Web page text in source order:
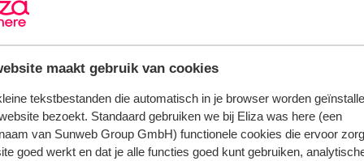
maakt gebruik van cookies
tekstbestanden die automatisch in je browser worden
bezoekt. Standaard gebruiken we bij Eliza was here (een
van Sunweb Group GmbH) functionele cookies die ervoor
goed werkt en dat je alle functies goed kunt gebruiken,
bedlinnen inclusief verschoning 2 keer per